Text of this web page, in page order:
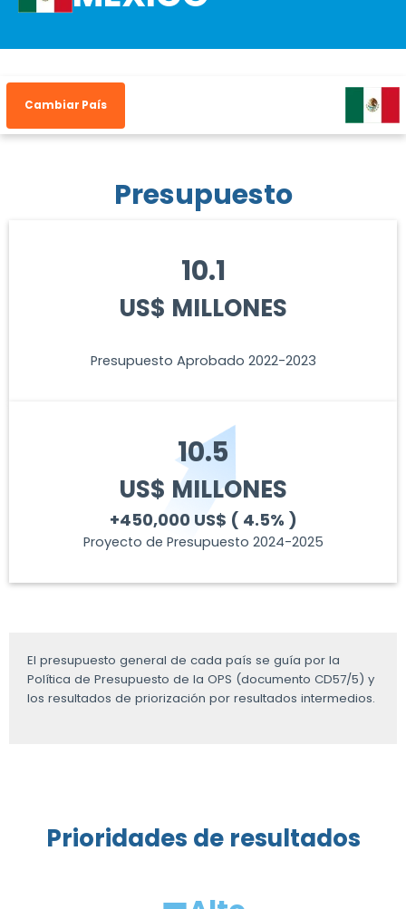
Cambiar País
Presupuesto
10.1
US$ MILLONES
Presupuesto Aprobado 2022-2023
10.5
US$ MILLONES
+450,000 US$ ( 4.5% )
Proyecto de Presupuesto 2024-2025
El presupuesto general de cada país se guía por la
Política de Presupuesto de la OPS (documento CD57/5) y
los resultados de priorización por resultados intermedios.
Prioridades de resultados